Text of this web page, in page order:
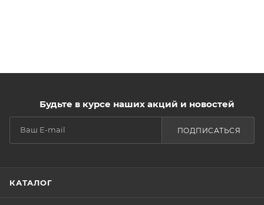
Будьте в курсе наших акций и новостей
ПОДПИСАТЬСЯ
КАТАЛОГ